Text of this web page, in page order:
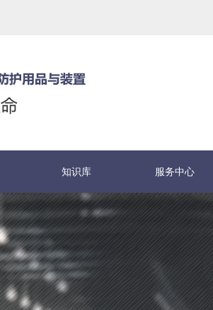
知识库 服务中心